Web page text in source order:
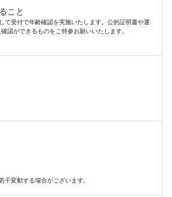
こと
て受付で年齢確認を実施いたします。公的証明書や運
認ができるものをご持参お願いいたします。
干変動する場合がございます。